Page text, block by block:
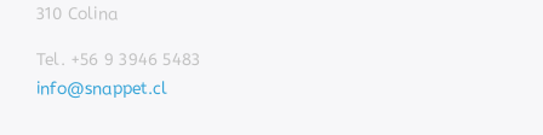
310 Colina
Tel. +56 9 3946 5483
info@snappet.cl